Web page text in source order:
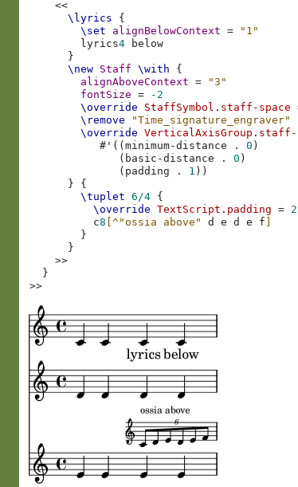
<<
\lyrics
{
\set
alignBelowContext =
"1"
lyrics4
}
\new Staff \with
{
alignAboveContext
=
"3"
fontSize
=
-2
\override
StaffSymbol . staff-space
\remove
"Time_signature_engraver"
\override
VerticalAxisGroup . staff-
# ' ((minimum-distance . 0 )
( basic-distance . 0 )
( padding . 1 ))
}
{
\tuplet
6/4 {
\override
TextScript . padding = 2
c8 [^"ossia above" d e d e f
}
}
>>
}
>>